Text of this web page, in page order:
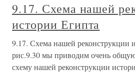
9.17. Схема нашей
истории Египта
9.17. Схема нашей реконструкции
рис.9.30 мы приводим очень
схему нашей реконструкции